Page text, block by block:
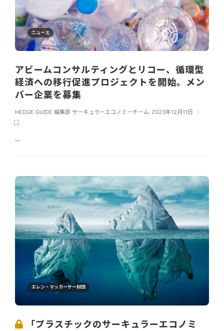
ニュース
アビームコンサルティングとリコー、循環型
経済への移行促進プロジェクトを開始。メン
バー企業を募集
HEDGE GUIDE 編集部 サーキュラーエコノミーチーム 2023年12月11日
...
エレン・マッカーサー財団
「プラスチックのサーキュラーエコノミ